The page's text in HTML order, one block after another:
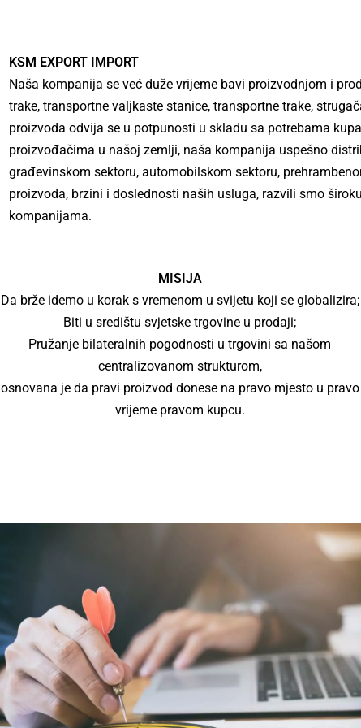
KSM EXPORT IMPORT
Naša kompanija se već duže vrijeme bavi proizvodnjom i
trake, transportne valjkaste stanice, transportne trake,
proizvoda odvija se u potpunosti u skladu sa potrebama
proizvođačima u našoj zemlji, naša kompanija uspešno
građevinskom sektoru, automobilskom sektoru,
proizvoda, brzini i doslednosti naših usluga, razvili smo
kompanijama.
MISIJA
Da brže idemo u korak s vremenom u svijetu koji se globalizira;
Biti u središtu svjetske trgovine u prodaji;
Pružanje bilateralnih pogodnosti u trgovini sa našom
centralizovanom strukturom,
osnovana je da pravi proizvod donese na pravo mjesto u pravo
vrijeme pravom kupcu.